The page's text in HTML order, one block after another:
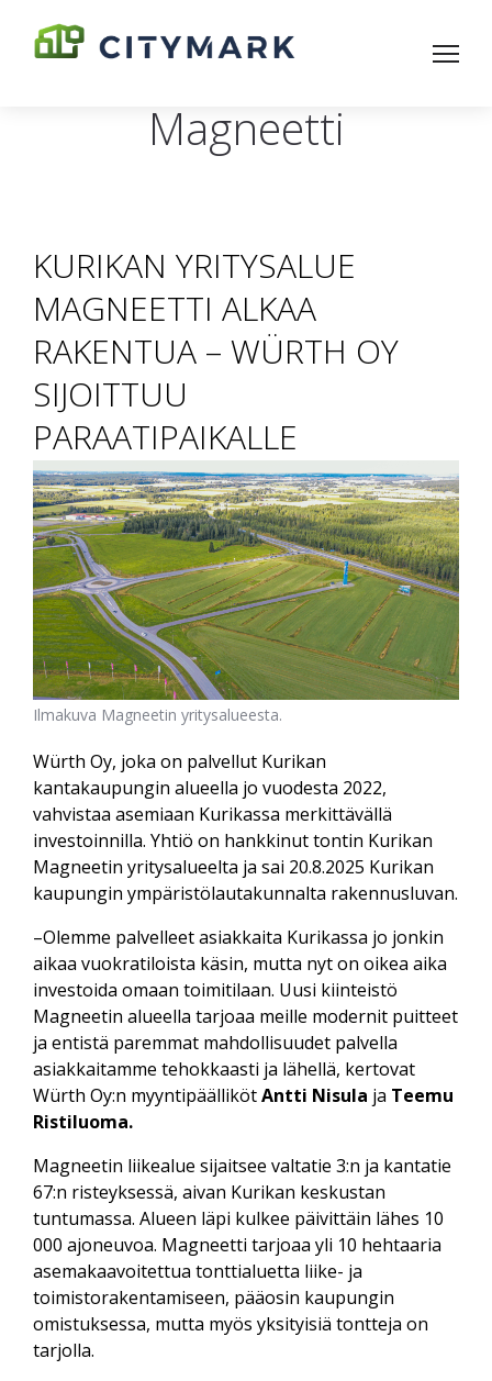
Magneetti
KURIKAN YRITYSALUE
MAGNEETTI ALKAA
RAKENTUA – WÜRTH OY
SIJOITTUU
PARAATIPAIKALLE
Ilmakuva Magneetin yritysalueesta.
Würth Oy, joka on palvellut Kurikan
kantakaupungin alueella jo vuodesta 2022,
vahvistaa asemiaan Kurikassa merkittävällä
investoinnilla. Yhtiö on hankkinut tontin Kurikan
Magneetin yritysalueelta ja sai 20.8.2025 Kurikan
kaupungin ympäristölautakunnalta rakennusluvan.
–Olemme palvelleet asiakkaita Kurikassa jo jonkin
aikaa vuokratiloista käsin, mutta nyt on oikea aika
investoida omaan toimitilaan. Uusi kiinteistö
Magneetin alueella tarjoaa meille modernit puitteet
ja entistä paremmat mahdollisuudet palvella
asiakkaitamme tehokkaasti ja lähellä, kertovat
Würth Oy:n myyntipäällikötAntti Nisula ja Teemu
Ristiluoma.
Magneetin liikealue sijaitsee valtatie 3:n ja kantatie
67:n risteyksessä, aivan Kurikan keskustan
tuntumassa. Alueen läpi kulkee päivittäin lähes 10
000 ajoneuvoa. Magneetti tarjoaa yli 10 hehtaaria
asemakaavoitettua tonttialuetta liike- ja
toimistorakentamiseen, pääosin kaupungin
omistuksessa, mutta myös yksityisiä tontteja on
tarjolla.